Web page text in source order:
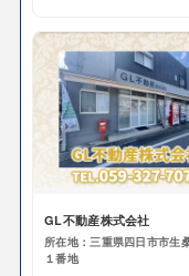
GL不動産株式会社
所在地：三重県四日市市生
１番地